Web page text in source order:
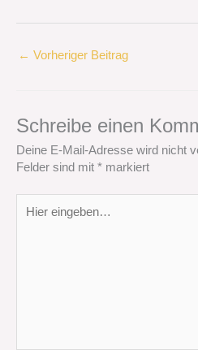
← Vorheriger Beitrag
Schreibe einen
Deine E-Mail-Adresse wird nicht
Felder sind mit * markiert
eingeben…